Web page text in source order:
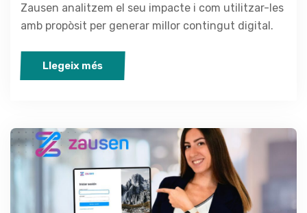
Zausen analitzem el seu impacte i com utilitzar-les
amb propòsit per generar millor contingut digital.
Llegeix més